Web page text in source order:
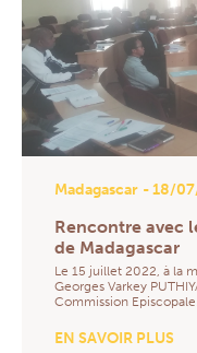
Madagascar - 18/
Rencontre avec
de Madagascar
Le 15 juillet 2022, à la
Georges Varkey
Commission
EN SAVOIR PLUS